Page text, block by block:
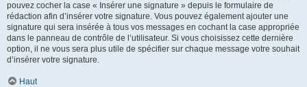
pouvez cocher la case « Insérer une signature » depuis le formulaire de
rédaction afin d’insérer votre signature. Vous pouvez également ajouter une
signature qui sera insérée à tous vos messages en cochant la case appropriée
dans le panneau de contrôle de l’utilisateur. Si vous choisissez cette dernière
option, il ne vous sera plus utile de spécifier sur chaque message votre souhait
d’insérer votre signature.
Haut